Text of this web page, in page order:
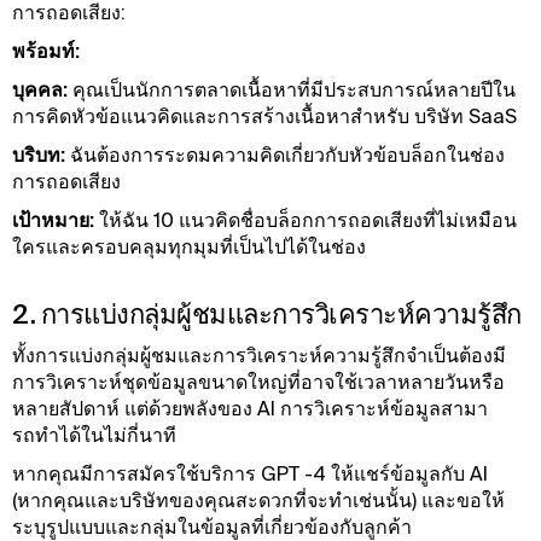
การถอดเสียง:
พร้อมท์:
บุคคล: คุณเป็นนักการตลาดเนื้อหาที่มีประสบการณ์หลายปีใน
การคิดหัวข้อแนวคิดและการสร้างเนื้อหาสําหรับ บริษัท SaaS
บริบท: ฉันต้องการระดมความคิดเกี่ยวกับหัวข้อบล็อกในช่อง
การถอดเสียง
เป้าหมาย: ให้ฉัน 10 แนวคิดชื่อบล็อกการถอดเสียงที่ไม่เหมือน
ใครและครอบคลุมทุกมุมที่เป็นไปได้ในช่อง
2. การแบ่งกลุ่มผู้ชมและการวิเคราะห์ความรู้สึก
ทั้งการแบ่งกลุ่มผู้ชมและการวิเคราะห์ความรู้สึกจําเป็นต้องมี
การวิเคราะห์ชุดข้อมูลขนาดใหญ่ที่อาจใช้เวลาหลายวันหรือ
หลายสัปดาห์ แต่ด้วยพลังของ AI การวิเคราะห์ข้อมูลสามา
รถทําได้ในไม่กี่นาที
หากคุณมีการสมัครใช้บริการ GPT -4 ให้แชร์ข้อมูลกับ AI
(หากคุณและบริษัทของคุณสะดวกที่จะทําเช่นนั้น) และขอให้
ระบุรูปแบบและกลุ่มในข้อมูลที่เกี่ยวข้องกับลูกค้า